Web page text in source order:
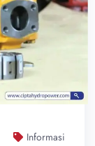
Informasi